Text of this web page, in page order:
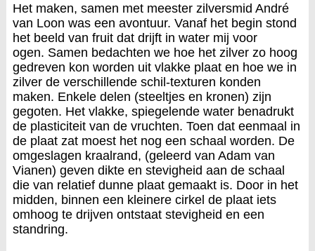
Het maken, samen met meester zilversmid André
van Loon was een avontuur. Vanaf het begin stond
het beeld van fruit dat drijft in water mij voor
ogen. Samen bedachten we hoe het zilver zo hoog
gedreven kon worden uit vlakke plaat en hoe we in
zilver de verschillende schil-texturen konden
maken. Enkele delen (steeltjes en kronen) zijn
gegoten. Het vlakke, spiegelende water benadrukt
de plasticiteit van de vruchten. Toen dat eenmaal in
de plaat zat moest het nog een schaal worden. De
omgeslagen kraalrand, (geleerd van Adam van
Vianen) geven dikte en stevigheid aan de schaal
die van relatief dunne plaat gemaakt is. Door in het
midden, binnen een kleinere cirkel de plaat iets
omhoog te drijven ontstaat stevigheid en een
standring.